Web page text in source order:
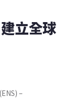
立全球
–